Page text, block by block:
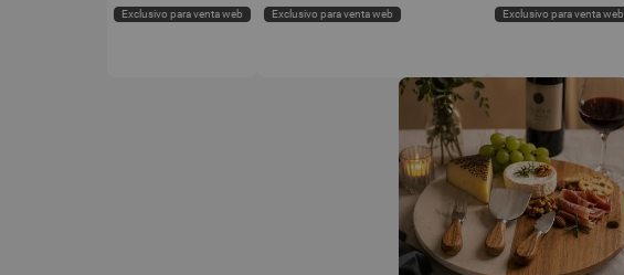
Exclusivo para venta web Exclusivo para venta web Exclusivo para venta web